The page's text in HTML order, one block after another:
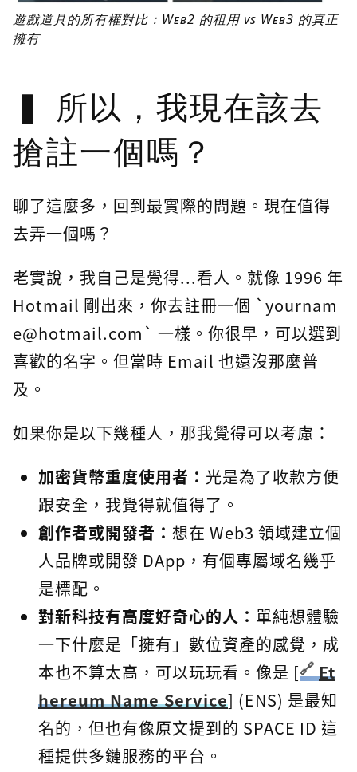
遊戲道具的所有權對比：Web2 的租用 vs Web3 的真正
擁有
所以，我現在該去
搶註一個嗎？
聊了這麼多，回到最實際的問題。現在值得
去弄一個嗎？
老實說，我自己是覺得...看人。就像 1996 年
Hotmail 剛出來，你去註冊一個 `yournam
e@hotmail.com` 一樣。你很早，可以選到
喜歡的名字。但當時 Email 也還沒那麼普
及。
如果你是以下幾種人，那我覺得可以考慮：
加密貨幣重度使用者： 光是為了收款方便
跟安全，我覺得就值得了。
創作者或開發者： 想在 Web3 領域建立個
人品牌或開發 DApp，有個專屬域名幾乎
是標配。
對新科技有高度好奇心的人： 單純想體驗
一下什麼是「擁有」數位資產的感覺，成
本也不算太高，可以玩玩看。像是 [
Et
hereum Name Service] (ENS) 是最知
名的，但也有像原文提到的 SPACE ID 這
種提供多鏈服務的平台。